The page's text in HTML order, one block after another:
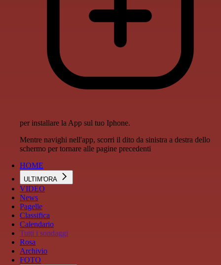
per installare la App sul tuo Iphone.
Mentre navighi nell'app, scorri il dito da sinistra a destra dello
schermo per tornare alle pagine precedenti
HOME
ULTIM'ORA
VIDEO
News
Pagelle
Classifica
Calendario
Tutti i sondaggi
Rosa
Archivio
FOTO